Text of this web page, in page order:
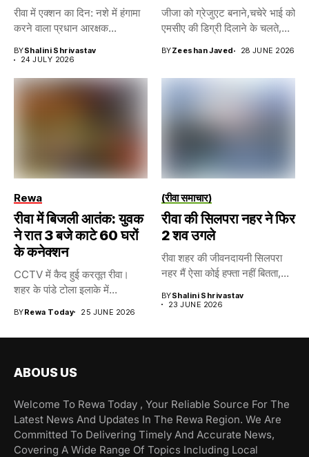
रीवा में एक्शन का दिन: नशे में हंगामा
करने वाला प्रधान आरक्षक...
BYShalini Shrivastav
24 JULY 2026
जीजा को ग्रेजुएट बनाने,चचेरे भाई को
एमसीए की डिग्री दिलाने के चलते,...
BYZeeshan Javed 28 JUNE 2026
Rewa
रीवा में बिजली आतंक: युवक
ने रात 3 बजे काटे 60 घरों
के कनेक्शन
CCTV में कैद हुई करतूत रीवा।
शहर के पांडे टोला इलाके में...
BYRewa Today 25 JUNE 2026
(रीवा समाचार)
रीवा की सिलपरा नहर ने फिर
2 शव उगले
रीवा शहर की जीवनदायनी सिलपरा
नहर मैं ऐसा कोई हफ्ता नहीं बितता,...
BYShalini Shrivastav
23 JUNE 2026
ABOUS US
Welcome To Rewa Today , Your Reliable Source For The
Latest News And Updates In The Rewa Region. We Are
Committed To Delivering Timely And Accurate News,
Covering A Wide Range Of Topics Including Local